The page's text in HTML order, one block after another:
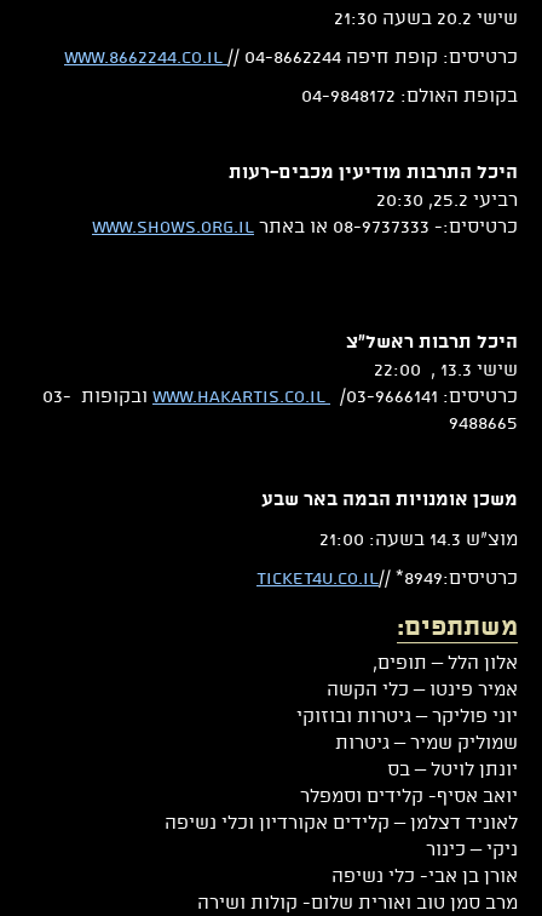
שישי 20.2 בשעה 21:30
כרטיסים: קופת חיפה 04-8662244 //
בקופת האולם: 04-9848172
היכל התרבות מודיעין מכבים-רעות
רביעי 25.2, 20:30
כרטיסים:- 08-9737333 או באתר
www.shows.org.il
היכל תרבות ראשל"צ
שישי 13.3 , 22:00
כרטיסים: 03-9666141/
ובקופות 03-
9488665
משכן אומנויות הבמה באר שבע
מוצ"ש 14.3 בשעה: 21:00
כרטיסים:8949* //
ticket4u.co.il
משתתפים:
אלון הלל – תופים,
אמיר פינטו – כלי הקשה
יוני פוליקר – גיטרות ובוזוקי
שמוליק שמיר – גיטרות
יונתן לויטל – בס
יואב אסיף- קלידים וסמפלר
לאוניד דצלמן – קלידים אקורדיון וכלי נשיפה
ניקי – כינור
אורן בן אבי- כלי נשיפה
מרב סמן טוב ואורית שלום- קולות ושירה